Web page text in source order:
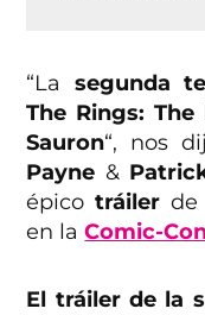
“La segunda
The Rings:
Sauron“, nos
Payne &
épicotráiler de
en laComic-
El tráiler de la